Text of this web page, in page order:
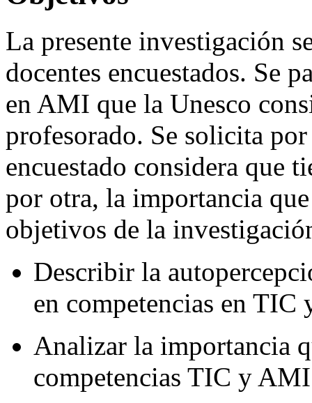
La presente investigación
docentes encuestados. Se
en AMI que la Unesco
profesorado. Se solicita
encuestado considera que
por otra, la importancia
objetivos de la
Describir la
en competencias en
Analizar la importancia
competencias TIC y